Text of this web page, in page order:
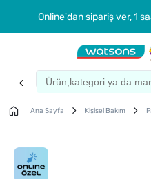
Online'dan sipariş ver, 1
Ana Sayfa Kişisel Bakım